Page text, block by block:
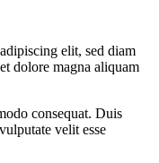
elit, sed diam
dolore magna aliquam
consequat. Duis
velit esse